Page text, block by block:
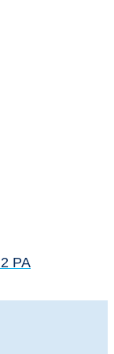
PA